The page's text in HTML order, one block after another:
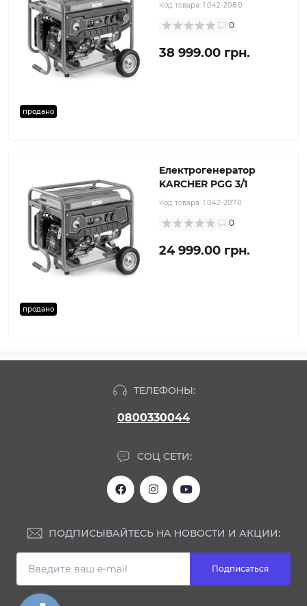
продано
Код товара: 1.042-208.0
0
38 999.00 грн.
продано
Електрогенератор
KARCHER PGG 3/1
Код товара: 1.042-207.0
0
24 999.00 грн.
ТЕЛЕФОНЫ:
0800330044
СОЦ СЕТИ:
ПОДПИСЫВАЙТЕСЬ НА НОВОСТИ И АКЦИИ:
Подписаться